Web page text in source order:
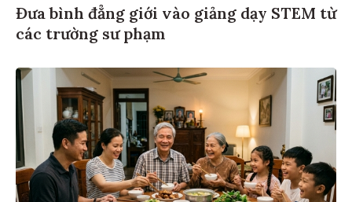
Đưa bình đẳng giới vào giảng dạy STEM từ
các trường sư phạm